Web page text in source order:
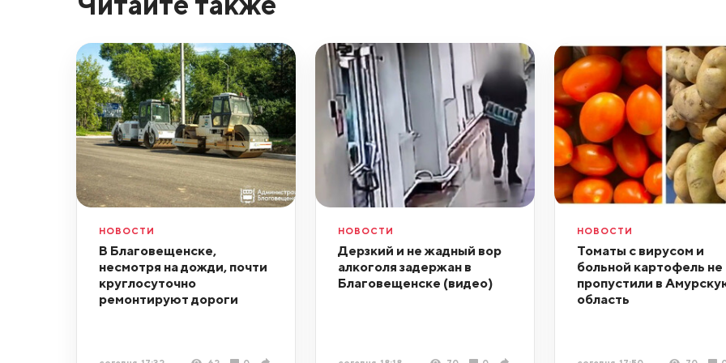
НОВОСТИ
В Благовещенске,
несмотря на дожди, почти
круглосуточно
ремонтируют дороги
НОВОСТИ
Дерзкий и не жадный вор
алкоголя задержан в
Благовещенске (видео)
НОВОСТИ
Томаты с вирусом и
больной картофель не
пропустили в
область